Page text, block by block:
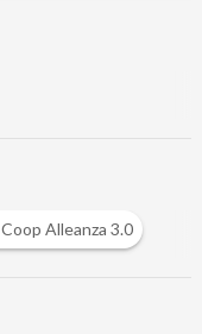
Coop Alleanza 3.0